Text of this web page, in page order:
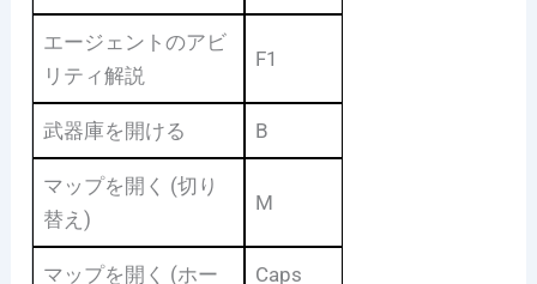
エージェントのアビ
リティ解説
F1
武器庫を開ける B
マップを開く (切り
替え)
M
マップを開く (ホー
Caps